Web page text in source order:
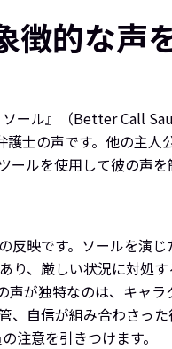
徴的な声
ール』（Better Call
士の声です。他の主
ルを使用して彼の声を
映です。ソールを演
、厳しい状況に対処
が独特なのは、キャ
自信が組み合わさっ
注意を引きつけます。